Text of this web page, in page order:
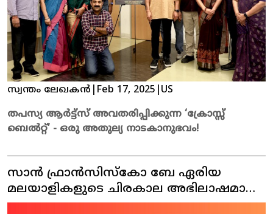
വിശുദ്ധയാണ് St Elizabeth Ann Seton . 2025 ഇൽ
സ്റ്റിൽമാൻ ബിസിനസ് സ്കൂളിന്റെ പാർട്ട് ടൈം MBA ,
US News and World Reports ൻറെ റാങ്കിങ്ങിൽ 68
ആം സ്ഥാനത്താണ്.
സ്വന്തം ലേഖകൻ Feb 17, 2025 US
തപസ്യ ആർട്ട്സ് അവതരിപ്പിക്കുന്ന ‘ക്രോസ്സ്
ബെൽറ്റ്’ - ഒരു അതുല്യ നാടകാനുഭവം!
സാൻ ഫ്രാൻസിസ്കോ ബേ ഏരിയ
മലയാളികളുടെ ചിരകാല അഭിലാഷമായ
കേരള ഹൗസ്സ് പ്രവർത്തനമാരംഭിക്കുന്നു !